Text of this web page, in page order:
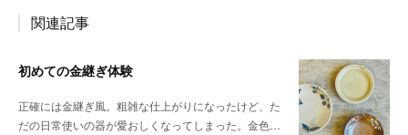
関連記事
初めての金継ぎ体験
正確には金継ぎ風。粗雑な仕上がりになったけど、た
だの日常使いの器が愛おしくなってしまった。金色…